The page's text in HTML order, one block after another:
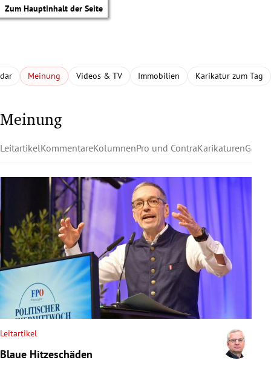
Zum Hauptinhalt der Seite
Untermenü
Untermenü
Untermenü
Meinung Videos & TV Immobilien Karikatur zum Tag
Meinung
LeitartikelKommentareKolumnenPro und ContraKarikaturen
Leitartikel
Blaue Hitzeschäden